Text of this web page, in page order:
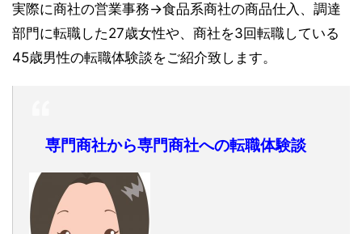
実際に商社の営業事務→食品系商社の商品仕入、調達
部門に転職した27歳女性や、商社を3回転職している
45歳男性の転職体験談をご紹介致します。
専門商社から専門商社への転職体験談